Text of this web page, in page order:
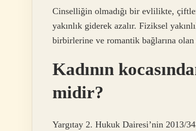
Cinselliğin olmadığı bir evlilikte,
yakınlık giderek azalır. Fiziksel
birbirlerine ve romantik bağlarına olan
Kadının
midir?
Yargıtay 2. Hukuk Dairesi’nin 2013/